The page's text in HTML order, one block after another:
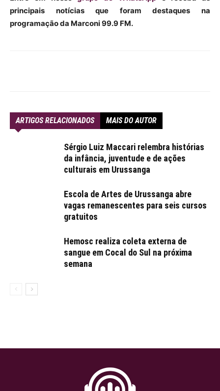
principais notícias que foram destaques na
programação da Marconi 99.9 FM.
ARTIGOS RELACIONADOS MAIS DO AUTOR
Sérgio Luiz Maccari relembra histórias
da infância, juventude e de ações
culturais em Urussanga
Escola de Artes de Urussanga abre
vagas remanescentes para seis cursos
gratuitos
Hemosc realiza coleta externa de
sangue em Cocal do Sul na próxima
semana